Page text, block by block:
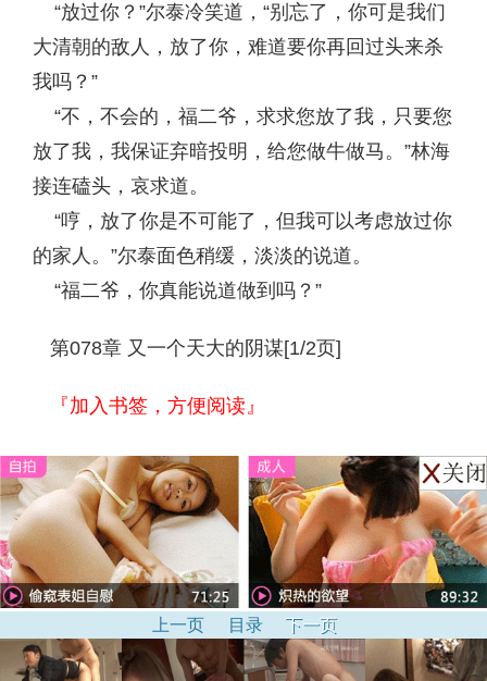
“放过你？”尔泰冷笑道，“别忘了，你可是我们
大清朝的敌人，放了你，难道要你再回过头来杀
我吗？”
“不，不会的，福二爷，求求您放了我，只要您
放了我，我保证弃暗投明，给您做牛做马。”林海
接连磕头，哀求道。
“哼，放了你是不可能了，但我可以考虑放过你
的家人。”尔泰面色稍缓，淡淡的说道。
“福二爷，你真能说道做到吗？”
第078章 又一个天大的阴谋[1/2页]
『加入书签，方便阅读』
上一页 目录 下一页